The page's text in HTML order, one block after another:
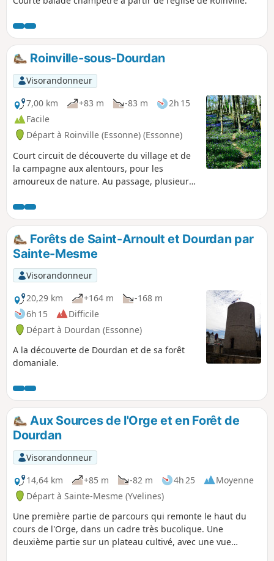
Roinville-sous-Dourdan
Visorandonneur
7,00 km
+83 m -83 m
2h 15
Facile
Départ à Roinville (Essonne) (Essonne)
Court circuit de découverte du village et de
la campagne aux alentours, pour les
amoureux de nature. Au passage, plusieurs
final sur la ferme de Chateaupers.
Forêts de Saint-Arnoult et Dourdan par
Sainte-Mesme
Visorandonneur
20,29 km
+164 m
-168 m
6h 15
Difficile
Départ à Dourdan (Essonne)
A la découverte de Dourdan et de sa forêt
domaniale.
Aux Sources de l'Orge et en Forêt de
Dourdan
Visorandonneur
14,64 km
+85 m -82 m 4h 25
Moyenne
Départ à Sainte-Mesme (Yvelines)
Une première partie de parcours qui remonte le haut du
cours de l'Orge, dans un cadre très bucolique. Une
deuxième partie sur un plateau cultivé, avec une vue